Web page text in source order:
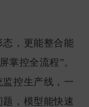
，更能整合能
掌控全流程”。
控生产线，一
，模型能快速